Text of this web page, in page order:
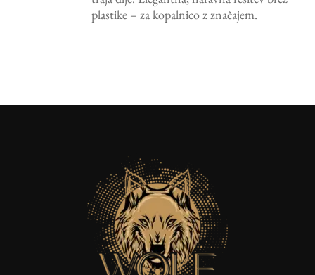
plastike – za kopalnico z značajem.